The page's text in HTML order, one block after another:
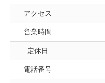
アクセス
営業時間
定休日
電話番号